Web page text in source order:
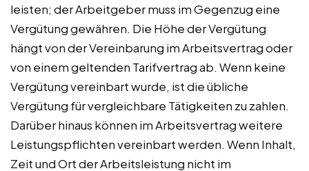
leisten; der Arbeitgeber muss im Gegenzug eine
Vergütung gewähren. Die Höhe der Vergütung
hängt von der Vereinbarung im Arbeitsvertrag oder
von einem geltenden Tarifvertrag ab. Wenn keine
Vergütung vereinbart wurde, ist die übliche
Vergütung für vergleichbare Tätigkeiten zu zahlen.
Darüber hinaus können im Arbeitsvertrag weitere
Leistungspflichten vereinbart werden. Wenn Inhalt,
Zeit und Ort der Arbeitsleistung nicht im